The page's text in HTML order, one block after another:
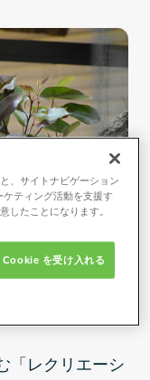
「レクリエーシ
、サイトナビゲーション
ティング活動を支援す
したことになります。
Cookie を受け入れる